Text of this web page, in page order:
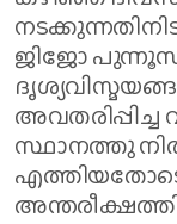
ജിജോ
അവതരിപ്പിച്ച
സ്ഥാനത്തു